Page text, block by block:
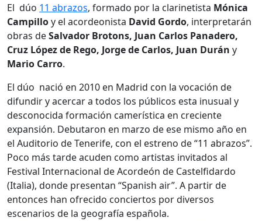
El dúo 11 abrazos, formado por la clarinetista Mónica
Campilloy el acordeonista David Gordo, interpretarán
obras deSalvador Brotons, Juan Carlos Panadero,
Cruz López de Rego, Jorge de Carlos, Juan Durán y
Mario Carro.
El dúo nació en 2010 en Madrid con la vocación de
difundir y acercar a todos los públicos esta inusual y
desconocida formación camerística en creciente
expansión. Debutaron en marzo de ese mismo año en
el Auditorio de Tenerife, con el estreno de “11 abrazos”.
Poco más tarde acuden como artistas invitados al
Festival Internacional de Acordeón de Castelfidardo
(Italia), donde presentan “Spanish air”. A partir de
entonces han ofrecido conciertos por diversos
escenarios de la geografía española.